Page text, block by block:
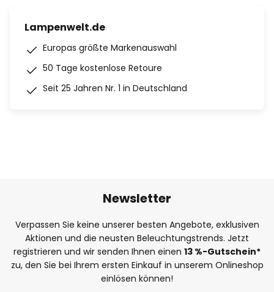
Lampenwelt.de
Europas größte Markenauswahl
50 Tage kostenlose Retoure
Seit 25 Jahren Nr. 1 in Deutschland
Newsletter
Verpassen Sie keine unserer besten Angebote, exklusiven
Aktionen und die neusten Beleuchtungstrends. Jetzt
registrieren und wir senden Ihnen einen 13 %-Gutschein*
zu, den Sie bei Ihrem ersten Einkauf in unserem Onlineshop
einlösen können!